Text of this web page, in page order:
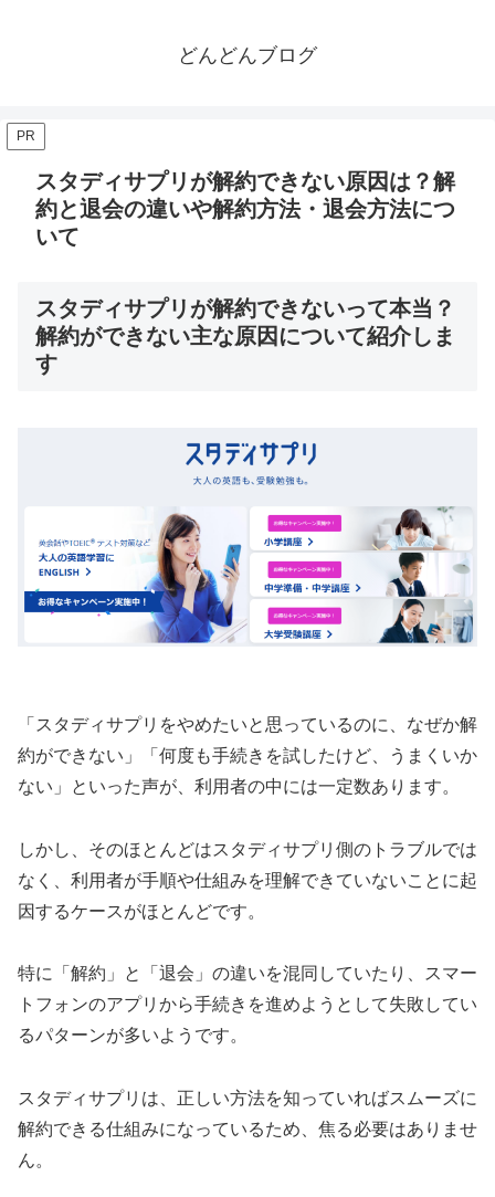
どんどんブログ
PR
スタディサプリが解約できない原因は？解
約と退会の違いや解約方法・退会方法につ
いて
スタディサプリが解約できないって本当？
解約ができない主な原因について紹介しま
す
「スタディサプリをやめたいと思っているのに、なぜか解
約ができない」「何度も手続きを試したけど、うまくいか
ない」といった声が、利用者の中には一定数あります。
しかし、そのほとんどはスタディサプリ側のトラブルでは
なく、利用者が手順や仕組みを理解できていないことに起
因するケースがほとんどです。
特に「解約」と「退会」の違いを混同していたり、スマー
トフォンのアプリから手続きを進めようとして失敗してい
るパターンが多いようです。
スタディサプリは、正しい方法を知っていればスムーズに
解約できる仕組みになっているため、焦る必要はありませ
ん。